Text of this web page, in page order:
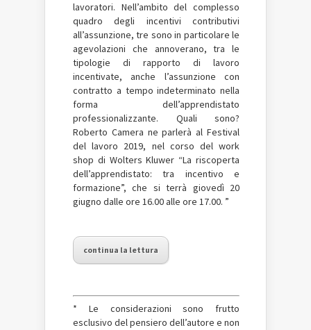
lavoratori. Nell’ambito del complesso
quadro degli incentivi contributivi
all’assunzione, tre sono in particolare le
agevolazioni che annoverano, tra le
tipologie di rapporto di lavoro
incentivate, anche l’assunzione con
contratto a tempo indeterminato nella
forma dell’apprendistato
professionalizzante. Quali sono?
Roberto Camera ne parlerà al Festival
del lavoro 2019, nel corso del work
shop di Wolters Kluwer “La riscoperta
dell’apprendistato: tra incentivo e
formazione”, che si terrà giovedì 20
giugno dalle ore 16.00 alle ore 17.00. ”
continua la lettura
* Le considerazioni sono frutto
esclusivo del pensiero dell’autore e non